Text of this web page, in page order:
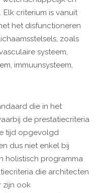
criterium is vanuit
het disfunctioneren
zoals
systeem,
immuunsysteem,
die in het
de prestatiecriteria
tijd opgevolgd
dus niet enkel bij
holistisch programma
die architecten
zijn ook